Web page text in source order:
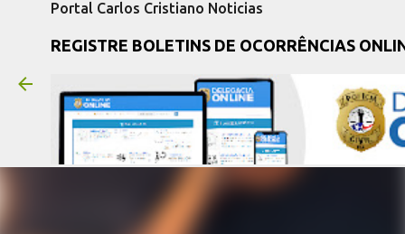
Portal Carlos Cristiano Noticias
REGISTRE BOLETINS DE OCORRÊNCIAS